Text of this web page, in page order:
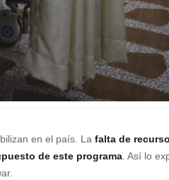
en el país. La falta de
de este programa . Así lo